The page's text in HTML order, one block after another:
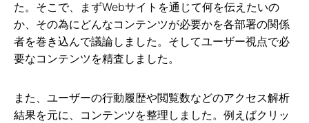
た。そこで、まずWebサイトを通じて何を伝えたいの
か、その為にどんなコンテンツが必要かを各部署の関係
者を巻き込んで議論しました。そしてユーザー視点で必
要なコンテンツを精査しました。
また、ユーザーの行動履歴や閲覧数などのアクセス解析
結果を元に、コンテンツを整理しました。例えばクリッ